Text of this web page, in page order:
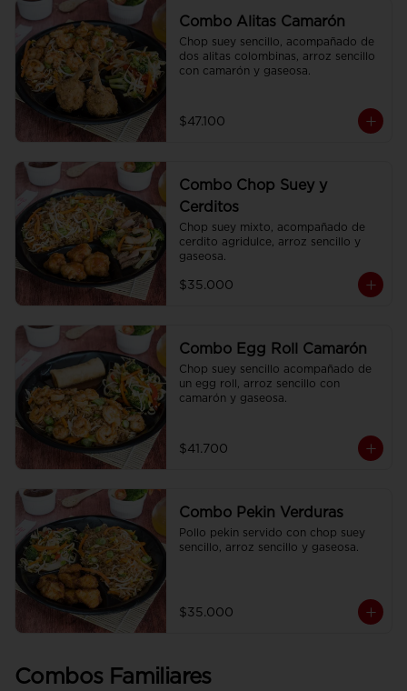
Combo Alitas Camarón
Chop suey sencillo, acompañado de
dos alitas colombinas, arroz sencillo
con camarón y gaseosa.
$47.100
Combo Chop Suey y
Cerditos
Chop suey mixto, acompañado de
cerdito agridulce, arroz sencillo y
gaseosa.
$35.000
Combo Egg Roll Camarón
Chop suey sencillo acompañado de
un egg roll, arroz sencillo con
camarón y gaseosa.
$41.700
Combo Pekin Verduras
Pollo pekin servido con chop suey
sencillo, arroz sencillo y gaseosa.
$35.000
Combos Familiares